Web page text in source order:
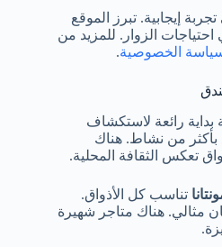
إيجابية. تبرز الموقع
احتياجات الزوار. للمزيد من
الخصوصية.
بداية رائعة لاستكشاف
بأكثر من نشاط. هناك
تعكس الثقافة المحلية.
تناسب كل الأذواق.
مثالي. هناك متاجر شهيرة